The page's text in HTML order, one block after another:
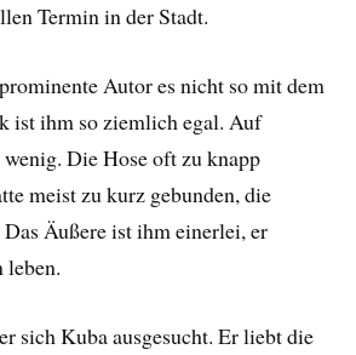
Termin in der Stadt.
Autor es nicht so mit dem
ist ihm so ziemlich egal. Auf
Die Hose oft zu knapp
meist zu kurz gebunden, die
Äußere ist ihm einerlei, er
leben.
sich Kuba ausgesucht. Er liebt die